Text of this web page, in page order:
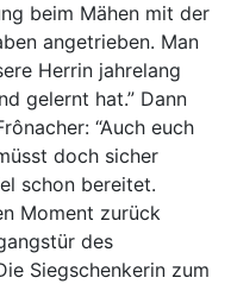
beim Mähen mit der
angetrieben. Man
Herrin jahrelang
gelernt hat.” Dann
“Auch euch
doch sicher
schon bereitet.
Moment zurück
des
Siegschenkerin zum